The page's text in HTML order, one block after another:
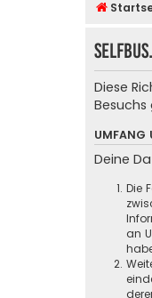
Diese
UMFANG
Deine
Die
an